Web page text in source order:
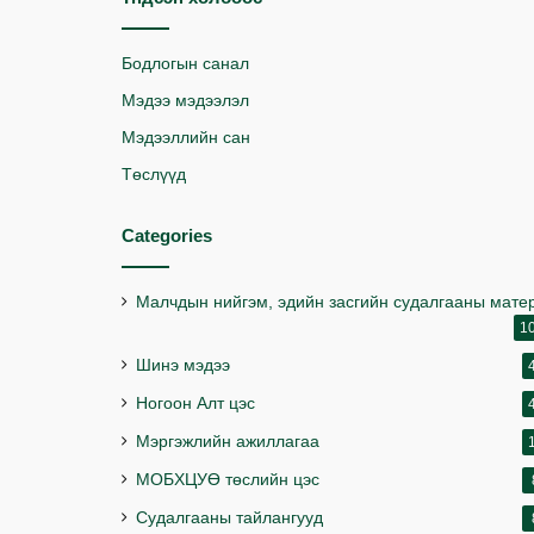
Бодлогын санал
Мэдээ мэдээлэл
Мэдээллийн сан
Төслүүд
Categories
Малчдын нийгэм, эдийн засгийн судалгааны
Шинэ мэдээ
Ногоон Алт цэс
Мэргэжлийн ажиллагаа
МОБХЦУӨ төслийн цэс
Судалгааны тайлангууд